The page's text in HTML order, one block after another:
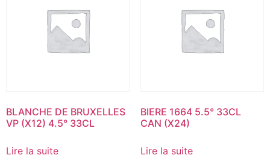
BLANCHE DE BRUXELLES
VP (X12) 4.5° 33CL
Lire la suite
BIERE 1664 5.5° 33CL
CAN (X24)
Lire la suite